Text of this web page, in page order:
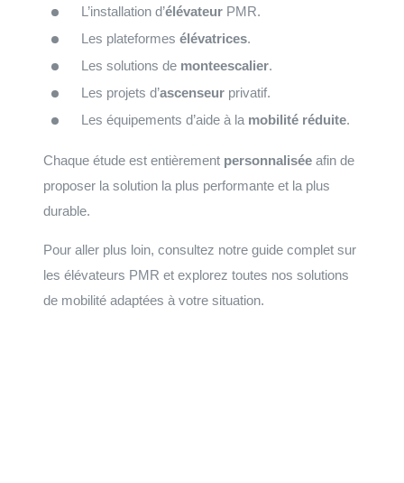
L’installation d’élévateur PMR.
Les plateformes élévatrices.
Les solutions de monteescalier.
Les projets d’ascenseur privatif.
Les équipements d’aide à la mobilité réduite.
Chaque étude est entièrement personnalisée afin de
proposer la solution la plus performante et la plus
durable.
Pour aller plus loin, consultez notre guide complet sur
les élévateurs PMR et explorez toutes nos solutions
de mobilité adaptées à votre situation.